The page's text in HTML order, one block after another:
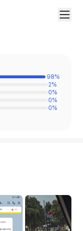
0%
0%
0%
2%
98%